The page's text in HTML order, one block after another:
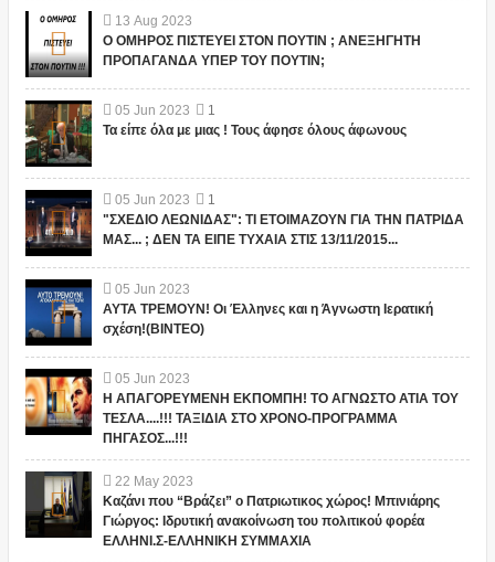
13 Aug 2023
Ο ΟΜΗΡΟΣ ΠΙΣΤΕΥΕΙ ΣΤΟΝ ΠΟΥΤΙΝ ; ΑΝΕΞΗΓΗΤΗ
ΠΡΟΠΑΓΑΝΔΑ ΥΠΕΡ ΤΟΥ ΠΟΥΤΙΝ;
05 Jun 2023
1
Τα είπε όλα με μιας ! Τους άφησε όλους άφωνους
05 Jun 2023
1
"ΣΧΕΔΙΟ ΛΕΩΝΙΔΑΣ": ΤΙ ΕΤΟΙΜΑΖΟΥΝ ΓΙΑ ΤΗΝ ΠΑΤΡΙΔΑ
ΜΑΣ... ; ΔΕΝ ΤΑ ΕΙΠΕ ΤΥΧΑΙΑ ΣΤΙΣ 13/11/2015...
05 Jun 2023
ΑΥΤΑ ΤΡΕΜΟΥΝ! Οι Έλληνες και η Άγνωστη Ιερατική
σχέση!(ΒΙΝΤΕΟ)
05 Jun 2023
Η ΑΠΑΓΟΡΕΥΜΕΝΗ ΕΚΠΟΜΠΗ! ΤΟ ΑΓΝΩΣΤΟ ΑΤΙΑ ΤΟΥ
ΤΕΣΛΑ....!!! ΤΑΞΙΔΙΑ ΣΤΟ ΧΡΟΝΟ-ΠΡΟΓΡΑΜΜΑ
ΠΗΓΑΣΟΣ...!!!
22 May 2023
Καζάνι που “Βράζει” ο Πατριωτικος χώρος! Μπινιάρης
Γιώργος: Ιδρυτική ανακοίνωση του πολιτικού φορέα
ΕΛΛΗΝΙ.Σ-ΕΛΛΗΝΙΚΗ ΣΥΜΜΑΧΙΑ